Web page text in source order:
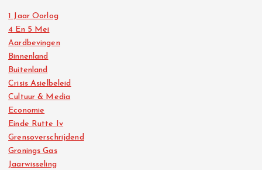
1 Jaar Oorlog
4 En 5 Mei
Aardbevingen
Binnenland
Buitenland
Crisis Asielbeleid
Cultuur & Media
Economie
Einde Rutte Iv
Grensoverschrijdend
Gronings Gas
Jaarwisseling